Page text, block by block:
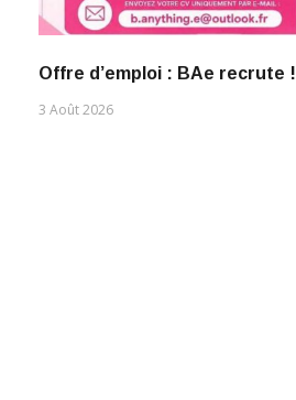
Offre d’emploi : BAe recrute !
3 Août 2026